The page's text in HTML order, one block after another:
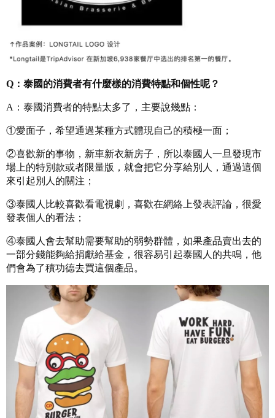
Q：泰國的消費者有什麼樣的消費特點和個性呢？
A：泰國消費者的特點太多了，主要說幾點：
①愛面子，希望通過某種方式體現自己的積極一面；
②喜歡新的事物，新車新衣新房子，所以泰國人一旦發現市
場上的特別款或者限量版，就會把它分享給別人，通過這個
來引起別人的關注；
③泰國人比較喜歡看電視劇，喜歡在網絡上發表評論，很愛
發表個人的看法；
④泰國人會去幫助需要幫助的弱勢群體，如果產品賣出去的
一部分錢能夠給捐獻給基金，很容易引起泰國人的共鳴，他
們會為了積功德去買這個產品。